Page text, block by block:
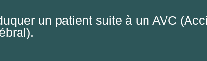
un patient suite à un AVC